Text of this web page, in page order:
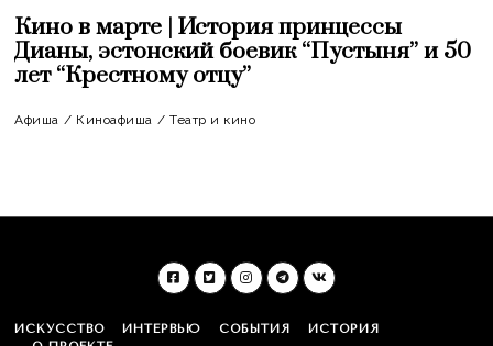
Кино в марте | История принцессы
Дианы, эстонский боевик “Пустыня” и 50
лет “Крестному отцу”
Афиша / Киноафиша / Театр и кино
ИСКУССТВО ИНТЕРВЬЮ СОБЫТИЯ
ИСТОРИЯ